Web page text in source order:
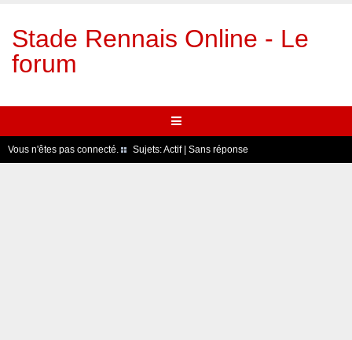
Stade Rennais Online - Le
forum
Vous n'êtes pas connecté. Sujets:Actif| Sans réponse